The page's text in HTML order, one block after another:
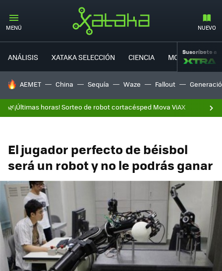
MENÚ NUEVO
ANÁLISIS XATAKA SELECCIÓN CIENCIA MOVILIDAD
Suscríbete a
HOY SE HABLA DE
AEMET China Sequía Waze Fallout
🌿¡Últimas horas! Sorteo de robot cortacésped Mova ViAX
El jugador perfecto de béisbol
será un robot y no le podrás ganar